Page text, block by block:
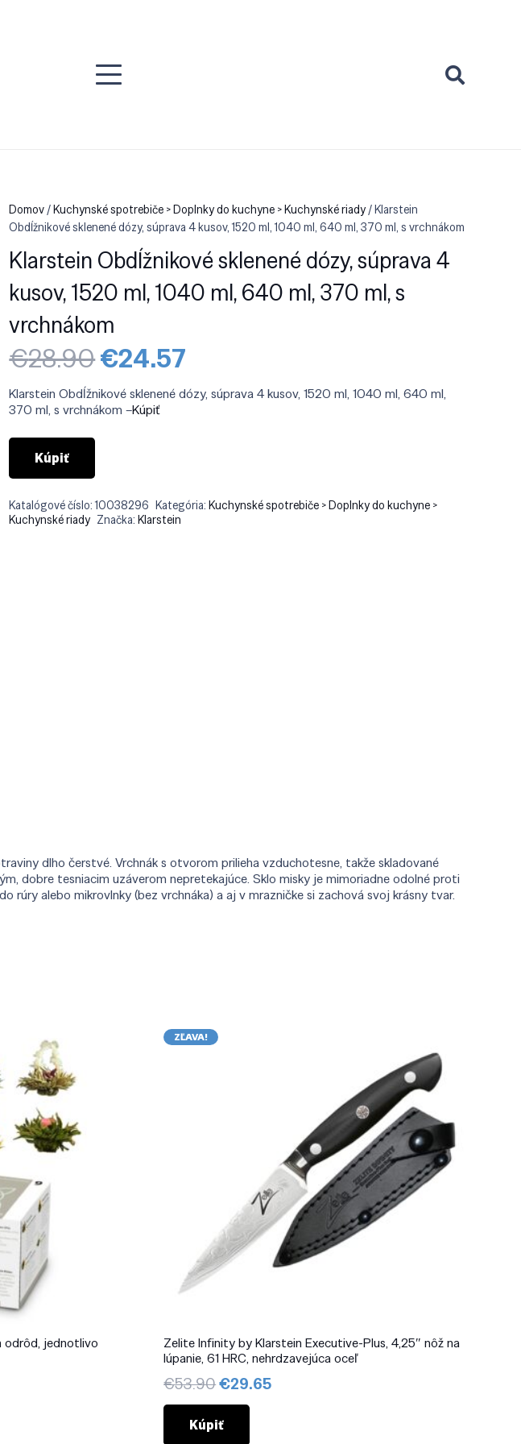
Domov/Kuchynské spotrebiče > Doplnky do kuchyne > Kuchynské riady/ Klarstein
Obdĺžnikové sklenené dózy, súprava 4 kusov, 1520 ml, 1040 ml, 640 ml, 370 ml, s vrchnákom
Klarstein Obdĺžnikové sklenené dózy, súprava 4
kusov, 1520 ml, 1040 ml, 640 ml, 370 ml, s
vrchnákom
€28.90Pôvodná
cena
bola:
€28.90.
€24.57
je:
€24.57.
Klarstein Obdĺžnikové sklenené dózy, súprava 4 kusov, 1520 ml, 1040 ml, 640 ml,
370 ml, s vrchnákom –Kúpiť
Kúpiť
Katalógové číslo:10038296 Kategória:Kuchynské spotrebiče > Doplnky do kuchyne >
Kuchynské riady Značka:Klarstein
dlho čerstvé. Vrchnák s otvorom prilieha vzduchotesne, takže skladované
dobre tesniacim uzáverom nepretekajúce. Sklo misky je mimoriadne odolné proti
rúry alebo mikrovlnky (bez vrchnáka) a aj v mrazničke si zachová svoj krásny tvar.
odrôd, jednotlivo
ZĽAVA!
Zelite Infinity by Klarstein Executive-Plus, 4,25″ nôž na
lúpanie, 61 HRC, nehrdzavejúca oceľ
€53.90Pôvodná
cena
bola:
€29.65Aktuálna
Kúpiť